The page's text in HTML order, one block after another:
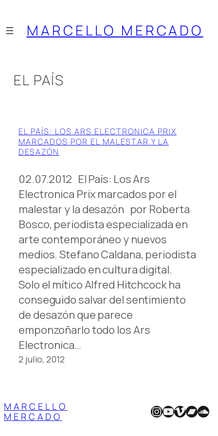
contenidoMARCELLO MERCADO
EL PAÍS
EL PAÍS: LOS ARS ELECTRONICA PRIX
MARCADOS POR EL MALESTAR Y LA
DESAZÓN
02.07.2012 El País: Los Ars
Electronica Prix marcados por el
malestar y la desazón por Roberta
Bosco, periodista especializada en
arte contemporáneo y nuevos
medios. Stefano Caldana, periodista
especializado en cultura digital.
Solo el mítico Alfred Hitchcock ha
conseguido salvar del sentimiento
de desazón que parece
emponzoñarlo todo los Ars
Electronica…
2 julio, 2012
MARCELLO
MERCADO
Instagram
YouTube
Vimeo